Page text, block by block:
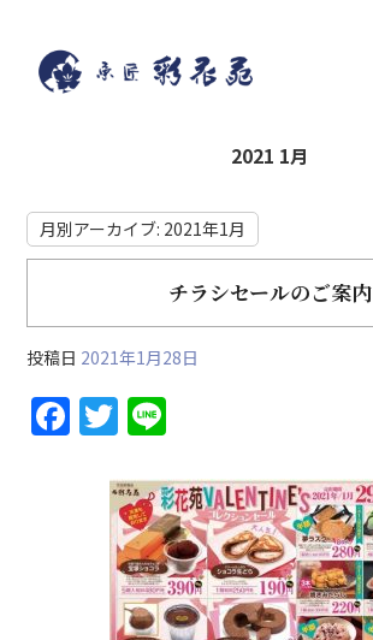
2021 1月
月別アーカイブ: 2021年1月
チラシセールのご案内
投稿日 2021年1月28日
F
a
T
w
itt
er
e